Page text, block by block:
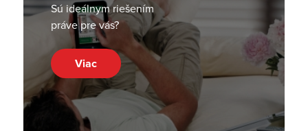
Sú ideálnym riešením
práve pre vás?
Viac